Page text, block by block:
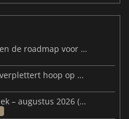
MARVEL Tōkon gaat van start en de roadmap voor jaar 1 is bekendgemaakt
Steam Frame-prijs lekt uit en verplettert hoop op betaalbare VR
Niuwe Videogames van de week – augustus 2026 (week 32)